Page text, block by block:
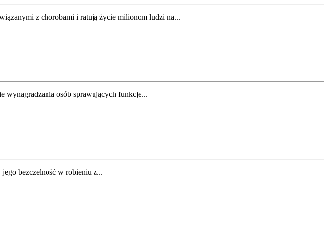
z chorobami i ratują życie milionom ludzi na...
wynagradzania osób sprawujących funkcje...
jego bezczelność w robieniu z...